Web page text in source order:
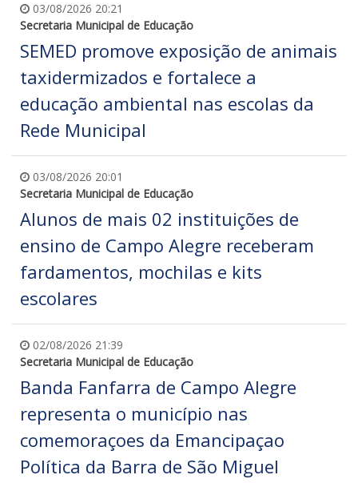
03/08/2026 20:21
Secretaria Municipal de Educação
SEMED promove exposição de animais
taxidermizados e fortalece a
educação ambiental nas escolas da
Rede Municipal
03/08/2026 20:01
Secretaria Municipal de Educação
Alunos de mais 02 instituições de
ensino de Campo Alegre receberam
fardamentos, mochilas e kits
escolares
02/08/2026 21:39
Secretaria Municipal de Educação
Banda Fanfarra de Campo Alegre
representa o município nas
comemoraçoes da Emancipaçao
Política da Barra de São Miguel